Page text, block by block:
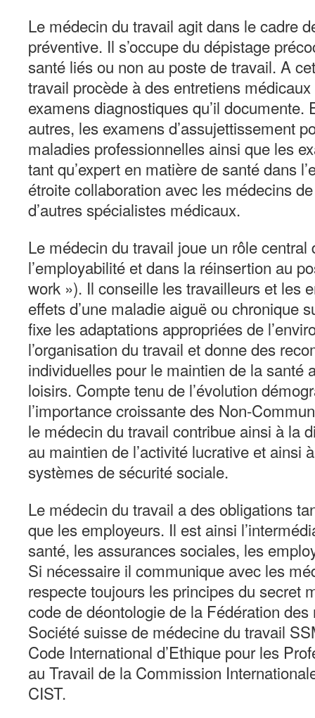
Le médecin du travail agit dans le cadre
préventive. Il s’occupe du dépistage
santé liés ou non au poste de travail. A
travail procède à des entretiens
examens diagnostiques qu’il documente.
autres, les examens d’assujettissement
maladies professionnelles ainsi que les
tant qu’expert en matière de santé dans
étroite collaboration avec les médecins
d’autres spécialistes médicaux.
Le médecin du travail joue un rôle
l’employabilité et dans la réinsertion au
work »). Il conseille les travailleurs et les
effets d’une maladie aiguë ou chronique
fixe les adaptations appropriées de
l’organisation du travail et donne des
individuelles pour le maintien de la santé
loisirs. Compte tenu de l’évolution
l’importance croissante des Non-
le médecin du travail contribue ainsi à la
au maintien de l’activité lucrative et ainsi
systèmes de sécurité sociale.
Le médecin du travail a des obligations
que les employeurs. Il est ainsi
santé, les assurances sociales, les
Si nécessaire il communique avec les
respecte toujours les principes du secret
code de déontologie de la Fédération
Société suisse de médecine du travail
Code International d’Ethique pour les
au Travail de la Commission
CIST.